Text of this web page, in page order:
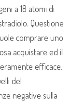
a 18 atomi di
Questione
comprare uno
acquistare ed il
efficace.
del
negative sulla